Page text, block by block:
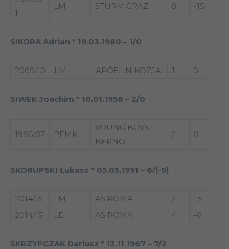
1
LM STURM GRAZ 8 -15
SIKORA Adrian * 19.03.1980 – 1/0
2009/10 LM APÓEL NIKOZJA 1 0
SIWEK Joachim * 16.01.1958 – 2/0
1986/87 PEMK
YOUNG BOYS
BERNO
2 0
SKORUPSKI Łukasz * 05.05.1991 – 6/(-9)
2014/15 LM AS ROMA 2
-3
2014/15
LE AS ROMA 4 -6
SKRZYPCZAK Dariusz * 13.11.1967 – 7/2